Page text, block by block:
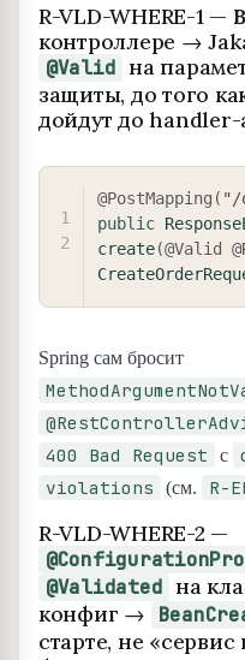
R-VLD-WHERE-1 —
контроллере →
@Valid на
защиты, до того
дойдут до handler-
@PostMapping ( "/
public
create(@Valid
Spring сам бросит
400 Bad Request с
violations (см. R-
R-VLD-WHERE-2 —
@Validated на
конфиг →
старте, не